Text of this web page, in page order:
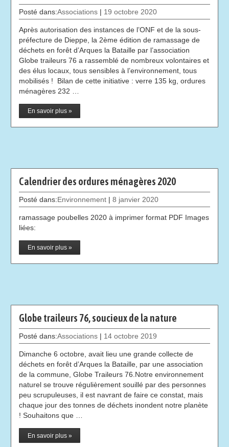
Posté dans:Associations | 19 octobre 2020
Après autorisation des instances de l’ONF et de la sous-
préfecture de Dieppe, la 2ème édition de ramassage de
déchets en forêt d’Arques la Bataille par l’association
Globe traileurs 76 a rassemblé de nombreux volontaires et
des élus locaux, tous sensibles à l’environnement, tous
mobilisés ! Bilan de cette initiative : verre 135 kg, ordures
ménagères 232 …
En savoir plus »
Calendrier des ordures ménagères 2020
Posté dans:Environnement | 8 janvier 2020
ramassage poubelles 2020 à imprimer format PDF Images
liées:
En savoir plus »
Globe traileurs 76, soucieux de la nature
Posté dans:Associations | 14 octobre 2019
Dimanche 6 octobre, avait lieu une grande collecte de
déchets en forêt d’Arques la Bataille, par une association
de la commune, Globe Traileurs 76.Notre environnement
naturel se trouve régulièrement souillé par des personnes
peu scrupuleuses, il est navrant de faire ce constat, mais
chaque jour des tonnes de déchets inondent notre planète
! Souhaitons que …
En savoir plus »